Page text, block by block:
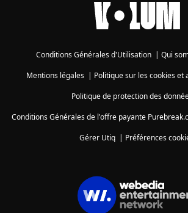
Conditions Générales d'Utilisation | Qui
Mentions légales| Politique sur les cookies et
Politique de protection des
Conditions Générales de l'offre payante
Gérer Utiq | Préférences